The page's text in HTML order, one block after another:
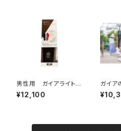
男性用 ガイアライトウ
ォーク（インソール）
¥12,100
ガイア
ライト
浄水ボ